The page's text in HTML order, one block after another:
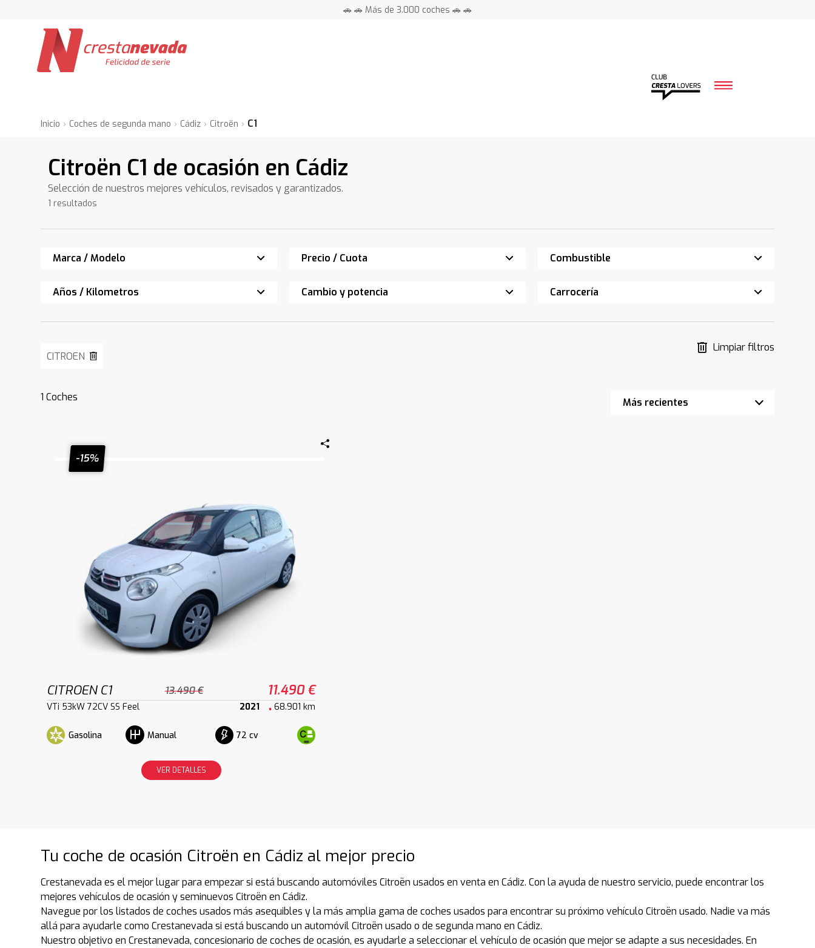
🚗 🚗 Más de 3.000 coches 🚗 🚗
Inicio Coches de segunda mano Cádiz Citroën C1
Citroën C1 de ocasión en Cádiz
Selección de nuestros mejores vehículos, revisados y garantizados.
1 resultados
Marca / Modelo Precio / Cuota Combustible
Años / Kilometros Cambio y potencia Carrocería
CITROEN
Limpiar filtros
1 Coches
-15%
CITROEN C1 13.490 € 11.490 €
VTi 53kW 72CV SS Feel 2021 68.901 km
Gasolina Manual 72 cv
VER DETALLES
Tu coche de ocasión Citroën en Cádiz al mejor precio
Crestanevada es el mejor lugar para empezar si está buscando automóviles Citroën usados en venta en Cádiz. Con la ayuda de nuestro servicio, puede encontrar los
mejores vehículos de ocasión y seminuevos Citroën en Cádiz.
Navegue por los listados de coches usados más asequibles y la más amplia gama de coches usados para encontrar su próximo vehículo Citroën usado. Nadie va más
allá para ayudarle como Crestanevada si está buscando un automóvil Citroën usado o de segunda mano en Cádiz.
Nuestro objetivo en Crestanevada, concesionario de coches de ocasión, es ayudarle a seleccionar el vehículo de ocasión que mejor se adapte a sus necesidades. En